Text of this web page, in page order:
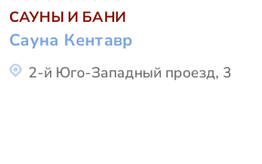
САУНЫ И БАНИ
Сауна Кентавр
2-й Юго-Западный проезд, 3